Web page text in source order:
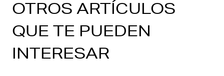
OTROS ARTÍCULOS
QUE TE PUEDEN
INTERESAR